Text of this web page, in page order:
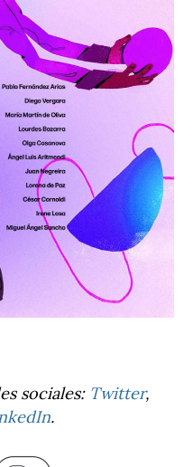
sociales: Twitter,
.